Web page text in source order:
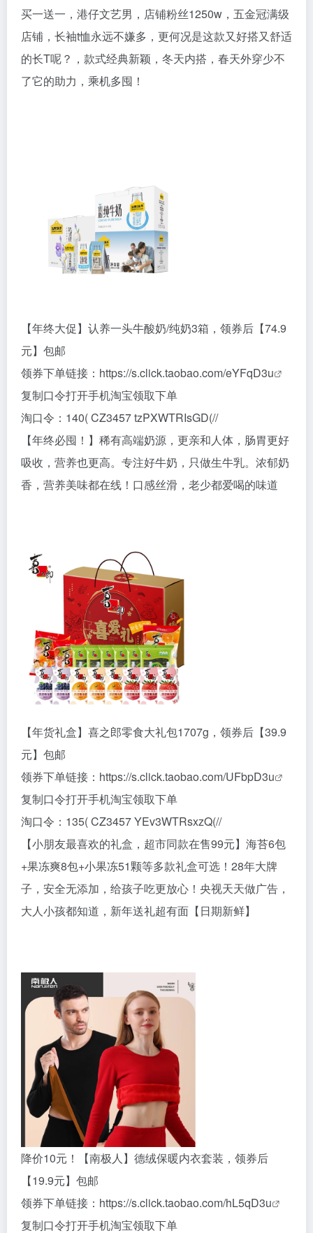
买一送一，港仔文艺男，店铺粉丝1250w，五金冠满级
店铺，长袖t恤永远不嫌多，更何况是这款又好搭又舒适
的长T呢？，款式经典新颖，冬天内搭，春天外穿少不
了它的助力，乘机多囤！
【年终大促】认养一头牛酸奶/纯奶3箱，领券后【74.9
元】包邮
领券下单链接： https://s.click.taobao.com/eYFqD3u
复制口令打开手机淘宝领取下单
淘口令：140( CZ3457 tzPXWTRIsGD(//
【年终必囤！】稀有高端奶源，更亲和人体，肠胃更好
吸收，营养也更高。专注好牛奶，只做生牛乳。浓郁奶
香，营养美味都在线！口感丝滑，老少都爱喝的味道
【年货礼盒】喜之郎零食大礼包1707g，领券后【39.9
元】包邮
领券下单链接： https://s.click.taobao.com/UFbpD3u
复制口令打开手机淘宝领取下单
淘口令：135( CZ3457 YEv3WTRsxzQ(//
【小朋友最喜欢的礼盒，超市同款在售99元】海苔6包
+果冻爽8包+小果冻51颗等多款礼盒可选！28年大牌
子，安全无添加，给孩子吃更放心！央视天天做广告，
大人小孩都知道，新年送礼超有面【日期新鲜】
降价10元！【南极人】德绒保暖内衣套装，领券后
【19.9元】包邮
领券下单链接： https://s.click.taobao.com/hL5qD3u
复制口令打开手机淘宝领取下单